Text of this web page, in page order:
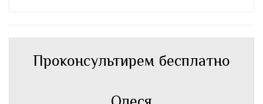
Проконсультирем бесплатно